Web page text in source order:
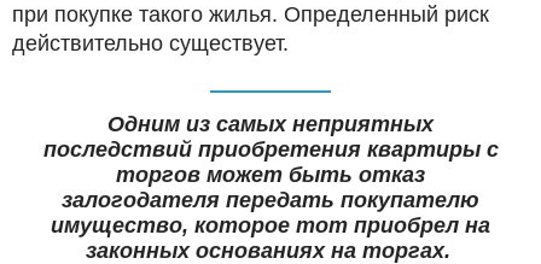
при покупке такого жилья. Определенный риск
действительно существует.
Одним из самых неприятных
последствий приобретения квартиры с
торгов может быть отказ
залогодателя передать покупателю
имущество, которое тот приобрел на
законных основаниях на торгах.